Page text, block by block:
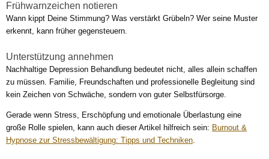
Frühwarnzeichen notieren
Wann kippt Deine Stimmung? Was verstärkt Grübeln? Wer seine Muster
erkennt, kann früher gegensteuern.
Unterstützung annehmen
Nachhaltige Depression Behandlung bedeutet nicht, alles allein schaffen
zu müssen. Familie, Freundschaften und professionelle Begleitung sind
kein Zeichen von Schwäche, sondern von guter Selbstfürsorge.
Gerade wenn Stress, Erschöpfung und emotionale Überlastung eine
große Rolle spielen, kann auch dieser Artikel hilfreich sein: Burnout &
Hypnose zur Stressbewältigung: Tipps und Techniken